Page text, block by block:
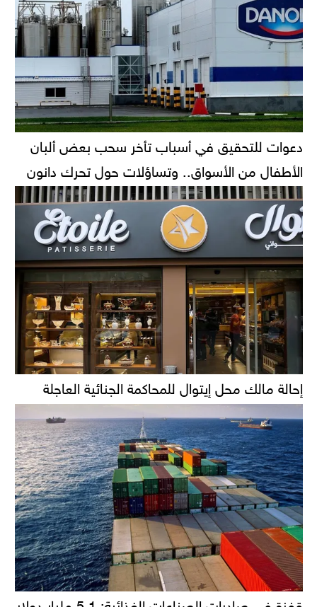
دعوات للتحقيق في أسباب تأخر سحب بعض ألبان
الأطفال من الأسواق.. وتساؤلات حول تحرك دانون
إحالة مالك محل إيتوال للمحاكمة الجنائية العاجلة